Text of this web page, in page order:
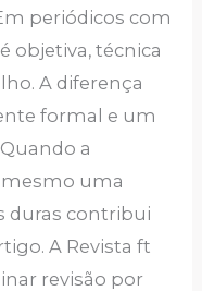
periódicos com
objetiva, técnica
A diferença
formal e um
a
mesmo uma
duras contribui
A Revista ft
revisão por